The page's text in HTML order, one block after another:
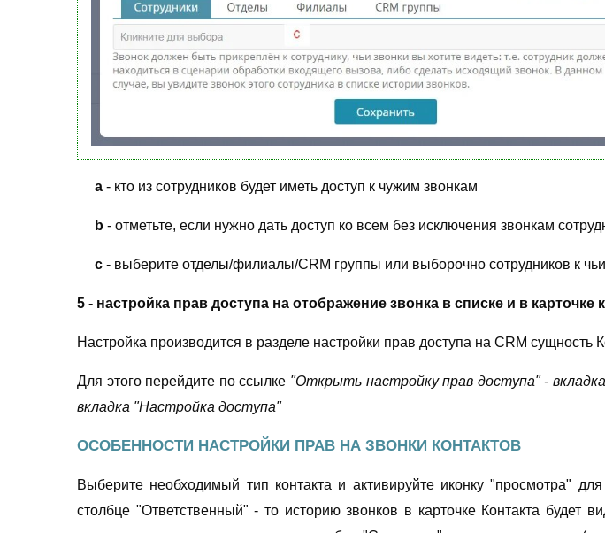
a - кто из сотрудников будет иметь доступ к чужим звонкам
b - отметьте, если нужно дать доступ ко всем без исключения звонкам
c - выберите отделы/филиалы/CRM группы или выборочно сотрудников к
5 - настройка прав доступа на отображение звонка в списке и в карточке
Настройка производится в разделе настройки прав доступа на CRM сущность
Для этого перейдите по ссылке "Открыть настройку прав доступа" -
вкладка "Настройка доступа"
ОСОБЕННОСТИ НАСТРОЙКИ ПРАВ НА ЗВОНКИ КОНТАКТОВ
Выберите необходимый тип контакта и активируйте иконку "просмотра"
столбце "Ответственный" - то историю звонков в карточке Контакта будет